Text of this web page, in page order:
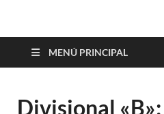
MENÚ PRINCIPAL
Divisional